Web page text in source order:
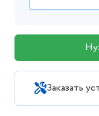
Заказать